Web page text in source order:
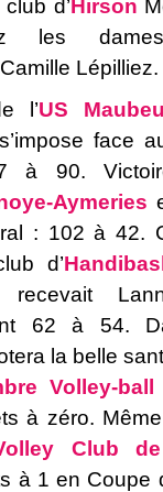
d’Hirson
les
Camille Lépilliez.
l’US
face
à 90.
Aymeries
: 102 à 42.
d’
62 à 54.
la belle
Volley-ball
à zéro.
Club
à 1 en Coupe